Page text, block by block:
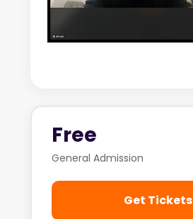
Free
General Admission
Get Tickets